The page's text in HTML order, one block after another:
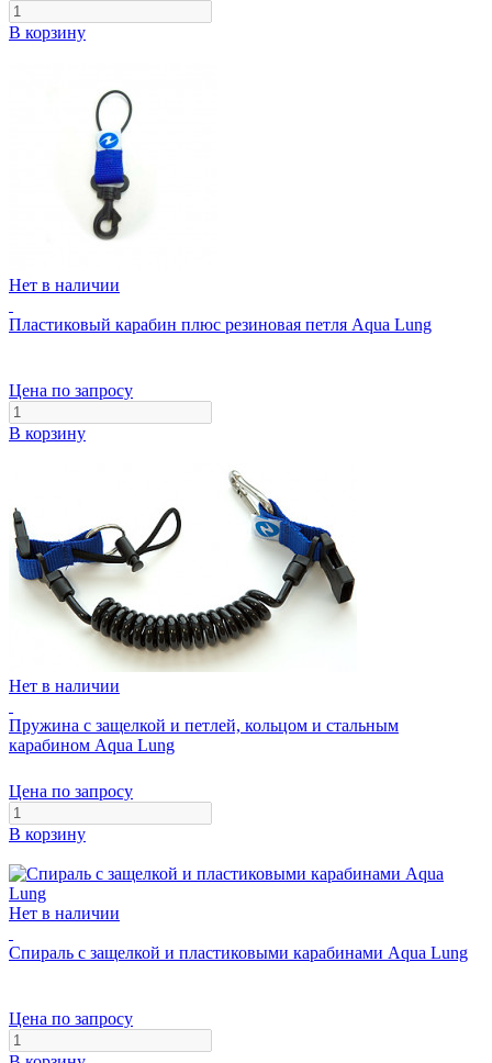
В корзину
Нет в наличии
Пластиковый карабин плюс резиновая петля Aqua Lung
Цена по запросу
В корзину
Нет в наличии
Пружина с защелкой и петлей, кольцом и стальным
карабином Aqua Lung
Цена по запросу
В корзину
Нет в наличии
Спираль с защелкой и пластиковыми карабинами Aqua Lung
Цена по запросу